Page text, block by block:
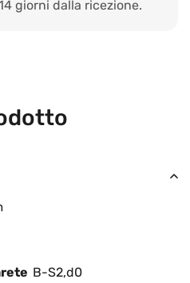
giorni dalla ricezione.
B-S2,d0